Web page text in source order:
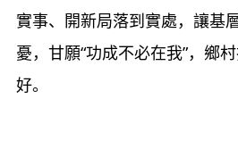
實事、開新局落到實處，讓基
憂，甘願“功成不必在我”，鄉
好。